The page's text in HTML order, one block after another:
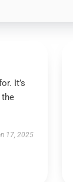
It’s
the
17, 2025